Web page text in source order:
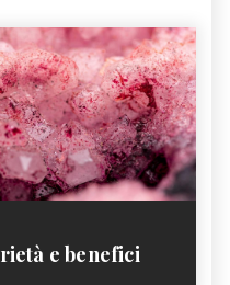
e benefici